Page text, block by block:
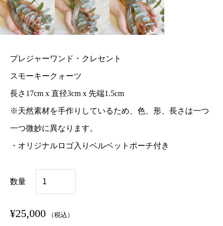
プレジャーワンド・クレセント
スモーキークォーツ
長さ17cm x 直径3cm x 先端1.5cm
※天然素材を手作りしているため、色、形、長さは一つ
一つ微妙に異なります。
・オリジナルロゴ入りベルベットポーチ付き
数量
r
e
¥25,000 （税込）